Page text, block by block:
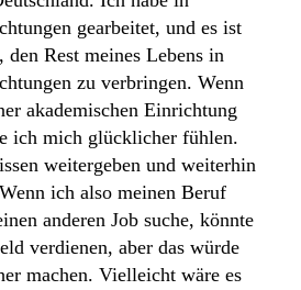
gearbeitet, und es ist
den Rest meines Lebens in
zu verbringen. Wenn
akademischen Einrichtung
ich mich glücklicher fühlen.
weitergeben und weiterhin
ich also meinen Beruf
anderen Job suche, könnte
verdienen, aber das würde
machen. Vielleicht wäre es